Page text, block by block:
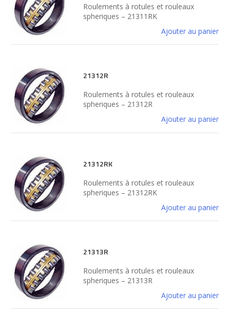
Roulements à rotules et rouleaux
spheriques – 21311RK
Ajouter au panier
21312R
Roulements à rotules et rouleaux
spheriques – 21312R
Ajouter au panier
21312RK
Roulements à rotules et rouleaux
spheriques – 21312RK
Ajouter au panier
21313R
Roulements à rotules et rouleaux
spheriques – 21313R
Ajouter au panier